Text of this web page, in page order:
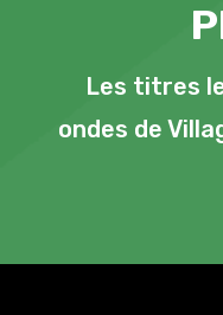
Les titres
ondes de